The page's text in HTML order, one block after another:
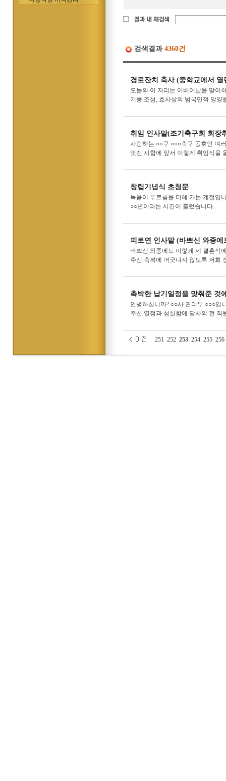
검색결과 4360건
경로잔치 축사 (중학교에서
오늘의 이 자리는 어버이날을 맞이
기풍 조성, 효사상의 범국민적 앙양
취임 인사말(조기축구회 회장
사랑하는 ○○구 ○○○축구 동호인 여
멋진 시합에 앞서 이렇게 취임식을
창립기념식 초청문
녹음이 푸르름을 더해 가는 계절입
○○년이라는 시간이 흘렀습니다.
피로연 인사말 (바쁘신 와중
바쁘신 와중에도 이렇게 제 결혼식
주신 축복에 어긋나지 않도록 저희
촉박한 납기일정을 맞춰준 것
안녕하십니까? ○○사 관리부 ○○○입
주신 열정과 성실함에 당사의 전 직
251 252 253 254 255 256